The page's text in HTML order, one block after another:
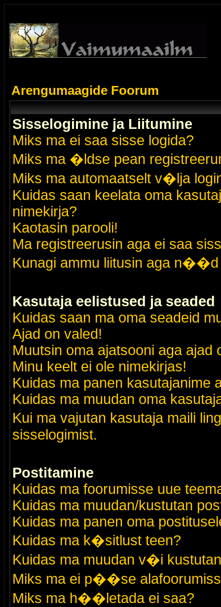
Arengumaagide Foorum
Sisselogimine ja Liitumine
Miks ma ei saa sisse logida?
Miks ma �ldse pean
Miks ma automaatselt v�lja
Kuidas saan keelata oma
nimekirja?
Kaotasin parooli!
Ma registreerusin aga ei saa
Kunagi ammu liitusin aga n��d
Kasutaja eelistused ja seaded
Kuidas saan ma oma seadeid
Ajad on valed!
Muutsin oma ajatsooni aga ajad
Minu keelt ei ole nimekirjas!
Kuidas ma panen kasutajanime
Kuidas ma muudan oma
Kui ma vajutan kasutaja maili
sisselogimist.
Postitamine
Kuidas ma foorumisse uue
Kuidas ma muudan/kustutan
Kuidas ma panen oma
Kuidas ma k�sitlust teen?
Kuidas ma muudan v�i
Miks ma ei p��se
Miks ma h��letada ei saa?